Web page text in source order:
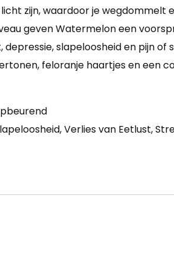
zijn, waardoor je wegdommelt
geven Watermelon een
slapeloosheid en pijn
feloranje haartjes en een
Verlies van Eetlust,